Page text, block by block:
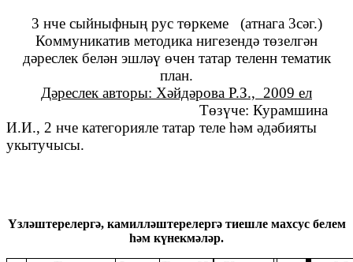
3 нче сыйныфның рус төркеме (атнага 3сәг.)
Коммуникатив методика нигезендә төзелгән
дәреслек белән эшләү өчен татар теленн тематик
план.
Дәреслек авторы: Хәйдәрова Р.З., 2009 ел
Төзүче: Курамшина
И.И., 2 нче категорияле татар теле һәм әдәбияты
укытучысы.
Үзләштерелергә, камилләштерелергә тиешле махсус белем
һәм күнекмәләр.